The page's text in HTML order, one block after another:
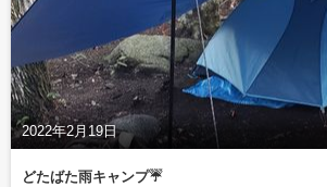
2022年2月19日
どたばた雨キャンプ☔